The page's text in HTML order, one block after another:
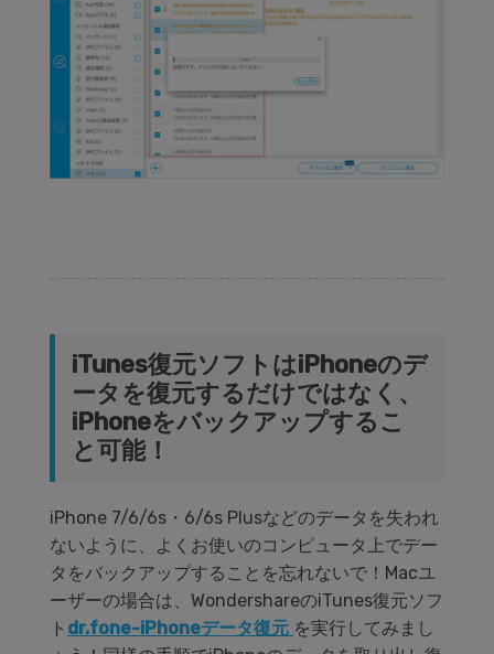
iTunes復元ソフトはiPhoneのデ
ータを復元するだけではなく、
iPhoneをバックアップするこ
と可能！
iPhone 7/6/6s・6/6s Plusなどのデータを失われ
ないように、よくお使いのコンピュータ上でデー
タをバックアップすることを忘れないで！Macユ
ーザーの場合は、WondershareのiTunes復元ソフ
ト dr.fone-iPhoneデータ復元 を実行してみまし